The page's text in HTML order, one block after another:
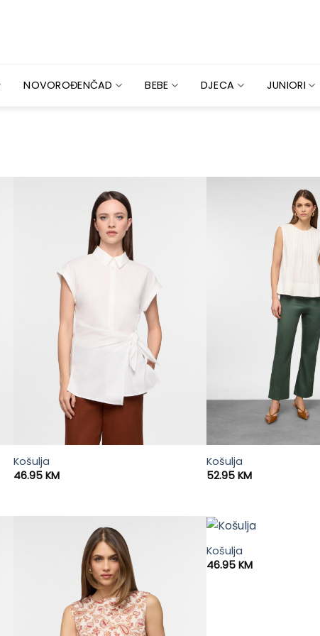
NOVOROĐENČAD BEBE DJECA JUNIORI
Košulja
46.95 KM
Košulja
52.95 KM
Košulja
46.95 KM